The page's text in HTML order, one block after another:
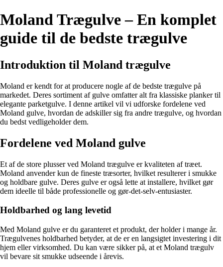
Moland Trægulve – En komplet
guide til de bedste trægulve
Introduktion til Moland trægulve
Moland er kendt for at producere nogle af de bedste trægulve på
markedet. Deres sortiment af gulve omfatter alt fra klassiske planker til
elegante parketgulve. I denne artikel vil vi udforske fordelene ved
Moland gulve, hvordan de adskiller sig fra andre trægulve, og hvordan
du bedst vedligeholder dem.
Fordelene ved Moland gulve
Et af de store plusser ved Moland trægulve er kvaliteten af træet.
Moland anvender kun de fineste træsorter, hvilket resulterer i smukke
og holdbare gulve. Deres gulve er også lette at installere, hvilket gør
dem ideelle til både professionelle og gør-det-selv-entusiaster.
Holdbarhed og lang levetid
Med Moland gulve er du garanteret et produkt, der holder i mange år.
Trægulvenes holdbarhed betyder, at de er en langsigtet investering i dit
hjem eller virksomhed. Du kan være sikker på, at et Moland trægulv
vil bevare sit smukke udseende i årevis.